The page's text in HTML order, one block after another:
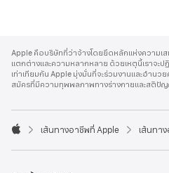
p
p
l
e
o
t
r
Apple คือบริษัทที่ว่าจ้างโดยยึดหลักแห่งความเ
แตกต่างและความหลากหลาย ด้วยเหตุนี้เราจะ
เท่าเทียมกัน Apple มุ่งมั่นที่จะร่วมงานและอำน
สมัครที่มีความทุพพลภาพทางร่างกายและสติปั

p
เส้นทางอาชีพที่ Apple เส้นทา